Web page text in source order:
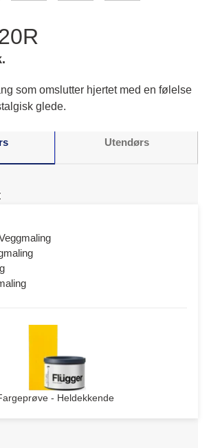
som omslutter hjertet med en følelse
glede.
Utendørs
- Heldekkende